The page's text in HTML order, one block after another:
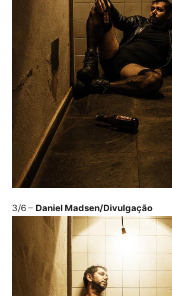
3/6 – Daniel Madsen/Divulgação